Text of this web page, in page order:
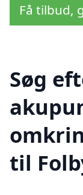
Få tilbud,
Søg
til